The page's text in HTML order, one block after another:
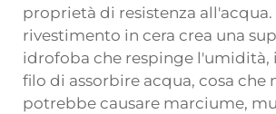
proprietà di resistenza all'acqua.
rivestimento in cera crea una
idrofoba che respinge l'umidità,
filo di assorbire acqua, cosa che
potrebbe causare marciume,